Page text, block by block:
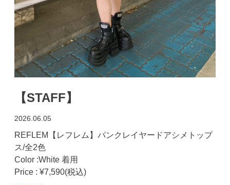
【STAFF】
2026.06.05
REFLEM【レフレム】パンクレイヤードアシメトップ
ス/全2色
Color :White 着用
Price : ¥7,590(税込)